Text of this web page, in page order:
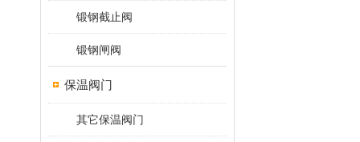
锻钢截止阀
锻钢闸阀
保温阀门
其它保温阀门